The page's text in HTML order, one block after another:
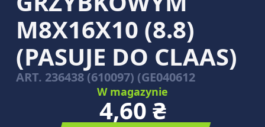
M8X16X10 (8.8)
(PASUJE DO CLAAS)
ART. 236438 (610097) (GE040612
W magazynie
4,60 ₴